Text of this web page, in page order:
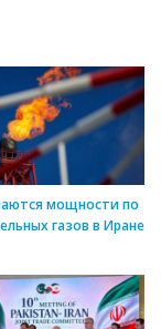
мощности по
газов в Иране